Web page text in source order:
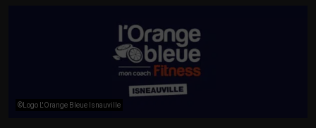
©Logo L'Orange Bleue Isnauville